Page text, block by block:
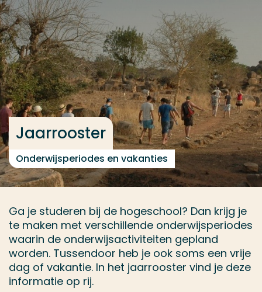
Ga direct naar de content
... > Lerarenopleiding Aardrijkskunde deeltijd
Jaarrooster
Onderwijsperiodes en vakanties
Ga je studeren bij de hogeschool? Dan krijg je
te maken met verschillende onderwijsperiodes
waarin de onderwijsactiviteiten gepland
worden. Tussendoor heb je ook soms een vrije
dag of vakantie. In het jaarrooster vind je deze
informatie op rij.
Veel gezocht
Opleiding